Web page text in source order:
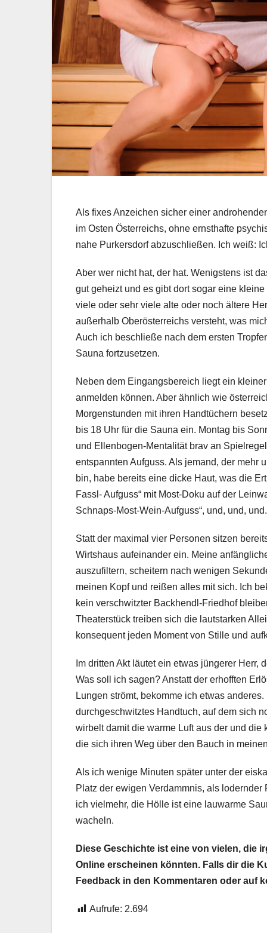
Als fixes Anzeichen sicher einer
im Osten Österreichs, ohne ernsthafte
nahe Purkersdorf abzuschließen. Ich weiß:
Aber wer nicht hat, der hat. Wenigstens ist
gut geheizt und es gibt dort sogar eine
viele oder sehr viele alte oder noch ältere
außerhalb Oberösterreichs versteht, was
Auch ich beschließe nach dem ersten
Sauna fortzusetzen.
Neben dem Eingangsbereich liegt ein
anmelden können. Aber ähnlich wie
Morgenstunden mit ihren Handtüchern
bis 18 Uhr für die Sauna ein. Montag bis
und Ellenbogen-Mentalität brav an
entspannten Aufguss. Als jemand, der
bin, habe bereits eine dicke Haut, was die
Fassl- Aufguss“ mit Most-Doku auf der
Schnaps-Most-Wein-Aufguss“, und, und,
Statt der maximal vier Personen sitzen
Wirtshaus aufeinander ein. Meine
auszufiltern, scheitern nach wenigen
meinen Kopf und reißen alles mit sich. Ich
kein verschwitzter Backhendl-Friedhof
Theaterstück treiben sich die lautstarken
konsequent jeden Moment von Stille und
Im dritten Akt läutet ein etwas jüngerer
Was soll ich sagen? Anstatt der erhofften
Lungen strömt, bekomme ich etwas
durchgeschwitztes Handtuch, auf dem sich
wirbelt damit die warme Luft aus der und
die sich ihren Weg über den Bauch in
Als ich wenige Minuten später unter der
Platz der ewigen Verdammnis, als
ich vielmehr, die Hölle ist eine lauwarme
wacheln.
Diese Geschichte ist eine von vielen, die
Online erscheinen könnten. Falls dir die
Feedback in den Kommentaren oder auf
Aufrufe: 2.694